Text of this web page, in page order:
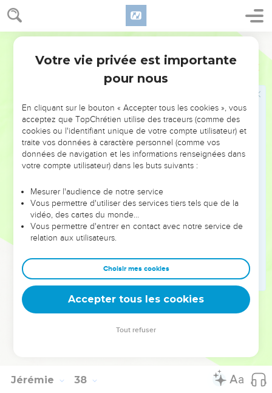
Jérémie 37
longtemps.
17
Un jour, le roi Sédécias a envoyé quelqu’un le chercher. Il
voulait l’interroger en secret dans son palais. Le roi lui a
demandé : « Est-ce que le SEIGNEUR t’a dit quelque chose
pour moi ? » Jérémie a répondu : « Oui, tu seras livré au roi
Mais qu’est-ce que j’ai fait contre toi, contre tes officiers ou
contre les habitants de Jérusalem ?
Vos prophètes vous ont annoncé que le roi de Babylone
n’allait pas vous faire la guerre, ni à vous ni à ce pays. Où
Enfin Jérémie a ajouté : « Maintenant, mon roi, écoute-
moi. Laisse-toi toucher par ma demande : ne me renvoie pas
chez le secrétaire d’État Yonatan, sinon je mourrai. »
21
Alors le roi Sédécias a donné cet ordre : « Mettez Jérémie
dans la cour de garde ! Qu’on lui donne tous les jours une
galette de pain venant de la rue des Boulangers, tant qu’il y
aura du pain dans la ville ! » Ainsi Jérémie est resté dans la
cour de garde.
© Société biblique française – Bibli’O, 2000, avec autorisation. Pour vous procurer
Jérémie 38
Votre vie privée est importante
pour nous
En cliquant sur le bouton « Accepter tous les cookies », vous
acceptez que TopChrétien utilise des traceurs (comme des
cookies ou l'identifiant unique de votre compte utilisateur) et
traite vos données à caractère personnel (comme vos
données de navigation et les informations renseignées dans
votre compte utilisateur) dans les buts suivants :
Mesurer l'audience de notre service
Vous permettre d'utiliser des services tiers tels que de la
vidéo, des cartes du monde…
Vous permettre d'entrer en contact avec notre service de
relation aux utilisateurs.
Choisir mes cookies
Accepter tous les cookies
Tout refuser